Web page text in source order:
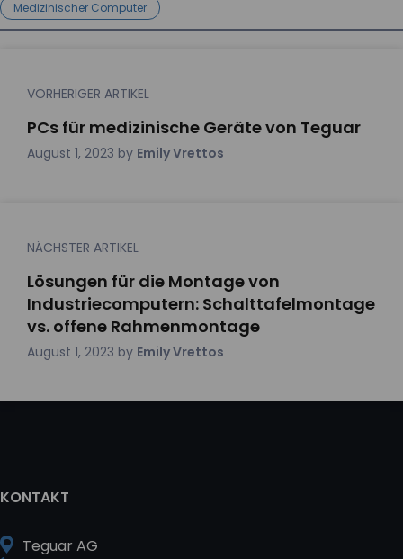
Medizinischer Computer
VORHERIGER ARTIKEL
PCs für medizinische Geräte von Teguar
August 1, 2023 by Emily Vrettos
NÄCHSTER ARTIKEL
Lösungen für die Montage von
Industriecomputern: Schalttafelmontage
vs. offene Rahmenmontage
August 1, 2023 by Emily Vrettos
KONTAKT
Teguar AG